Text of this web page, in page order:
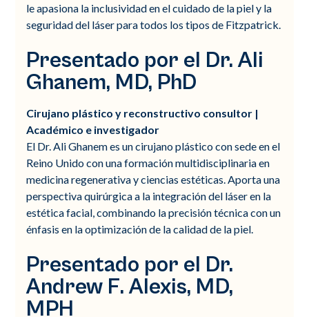
le apasiona la inclusividad en el cuidado de la piel y la
seguridad del láser para todos los tipos de Fitzpatrick.
Presentado por el Dr. Ali
Ghanem, MD, PhD
Cirujano plástico y reconstructivo consultor |
Académico e investigador
El Dr. Ali Ghanem es un cirujano plástico con sede en el
Reino Unido con una formación multidisciplinaria en
medicina regenerativa y ciencias estéticas. Aporta una
perspectiva quirúrgica a la integración del láser en la
estética facial, combinando la precisión técnica con un
énfasis en la optimización de la calidad de la piel.
Presentado por el Dr.
Andrew F. Alexis, MD,
MPH